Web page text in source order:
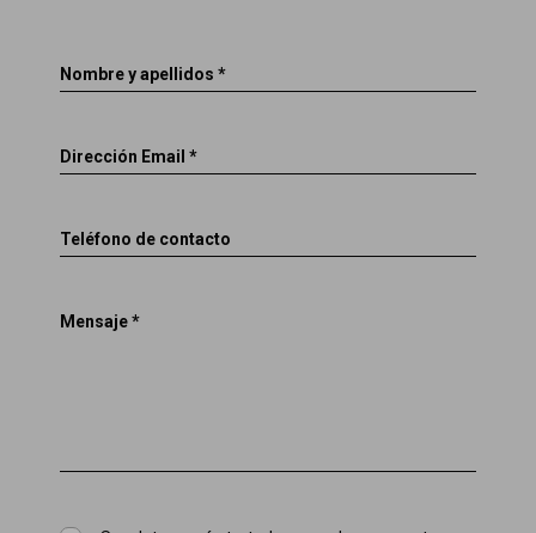
Nombre y apellidos *
Dirección Email *
Teléfono de contacto
Mensaje *